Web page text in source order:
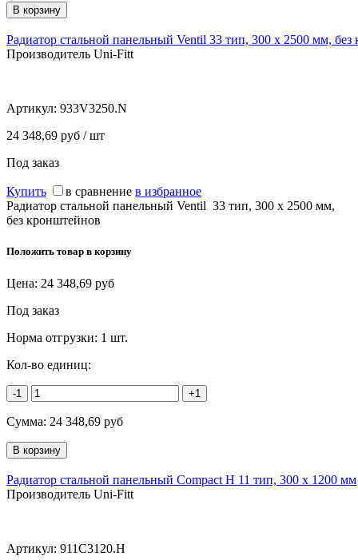
Радиатор стальной панельный Ventil 33 тип, 300 х 2500 мм,
Производитель Uni-Fitt
Артикул: 933V3250.N
24 348,69 руб / шт
Под заказ
Купить в сравнение в избранное
Радиатор стальной панельный Ventil 33 тип, 300 х 2500 мм,
без кронштейнов
Положить товар в корзину
Цена: 24 348,69 руб
Под заказ
Норма отгрузки: 1 шт.
Кол-во единиц:
-1 +1
Сумма: 24 348,69 руб
Радиатор стальной панельный Compact H 11 тип, 300 х 1200 мм
Производитель Uni-Fitt
Артикул: 911C3120.H